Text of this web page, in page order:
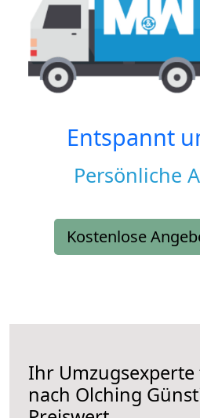
Entspannt
Persönliche
Kostenlose
Ihr
nach Olching